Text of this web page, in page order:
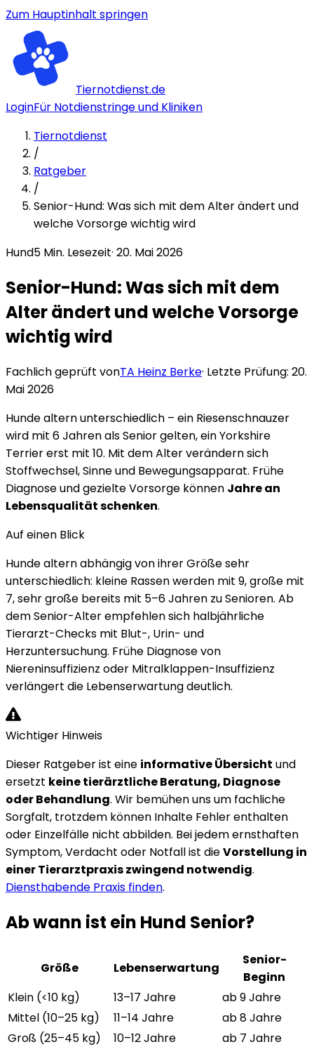
Zum Hauptinhalt springen
Tiernotdienst.de
LoginFür Notdienstringe und Kliniken
Tiernotdienst
/
Ratgeber
/
Senior-Hund: Was sich mit dem Alter ändert und
welche Vorsorge wichtig wird
Hund5 Min. Lesezeit· 20. Mai 2026
Senior-Hund: Was sich mit dem
Alter ändert und welche Vorsorge
wichtig wird
Fachlich geprüft vonTA Heinz Berke· Letzte Prüfung: 20.
Mai 2026
Hunde altern unterschiedlich – ein Riesenschnauzer
wird mit 6 Jahren als Senior gelten, ein Yorkshire
Terrier erst mit 10. Mit dem Alter verändern sich
Stoffwechsel, Sinne und Bewegungsapparat. Frühe
Diagnose und gezielte Vorsorge können Jahre an
Lebensqualität schenken.
Auf einen Blick
Hunde altern abhängig von ihrer Größe sehr
unterschiedlich: kleine Rassen werden mit 9, große mit
7, sehr große bereits mit 5–6 Jahren zu Senioren. Ab
dem Senior-Alter empfehlen sich halbjährliche
Tierarzt-Checks mit Blut-, Urin- und
Herzuntersuchung. Frühe Diagnose von
Niereninsuffizienz oder Mitralklappen-Insuffizienz
verlängert die Lebenserwartung deutlich.
Wichtiger Hinweis
Dieser Ratgeber ist eine informative Übersicht und
ersetzt keine tierärztliche Beratung, Diagnose
oder Behandlung. Wir bemühen uns um fachliche
Sorgfalt, trotzdem können Inhalte Fehler enthalten
oder Einzelfälle nicht abbilden. Bei jedem ernsthaften
Symptom, Verdacht oder Notfall ist dieVorstellung in
einer Tierarztpraxis zwingend notwendig.
Diensthabende Praxis finden.
Ab wann ist ein Hund Senior?
Größe Lebenserwartung
Senior-
Beginn
Klein (<10 kg)
13–17 Jahre
ab 9 Jahre
Mittel (10–25 kg)
11–14 Jahre
ab 8 Jahre
Groß (25–45 kg)
10–12 Jahre
ab 7 Jahre